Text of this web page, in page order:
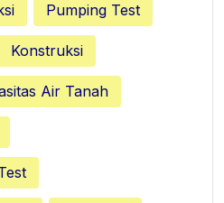
Pumping Test
Konstruksi
Air Tanah